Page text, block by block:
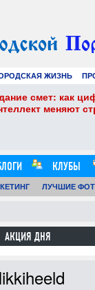
ЖИЗНЬ
смет: как
меняют
КЛУБЫ
ЛУЧШИЕ
АКЦИЯ ДНЯ